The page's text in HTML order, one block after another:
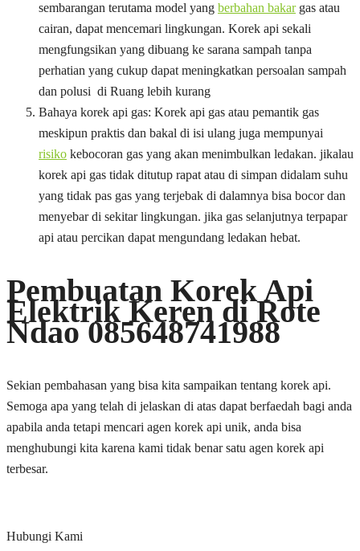
sembarangan terutama model yang berbahan bakargas atau
cairan, dapat mencemari lingkungan. Korek api sekali
mengfungsikan yang dibuang ke sarana sampah tanpa
perhatian yang cukup dapat meningkatkan persoalan sampah
dan polusi di Ruang lebih kurang
Bahaya korek api gas: Korek api gas atau pemantik gas
meskipun praktis dan bakal di isi ulang juga mempunyai
risiko kebocoran gas yang akan menimbulkan ledakan. jikalau
korek api gas tidak ditutup rapat atau di simpan didalam suhu
yang tidak pas gas yang terjebak di dalamnya bisa bocor dan
menyebar di sekitar lingkungan. jika gas selanjutnya terpapar
api atau percikan dapat mengundang ledakan hebat.
Pembuatan Korek Api
Elektrik Keren di Rote
Ndao 085648741988
Sekian pembahasan yang bisa kita sampaikan tentang korek api.
Semoga apa yang telah di jelaskan di atas dapat berfaedah bagi anda
apabila anda tetapi mencari agen korek api unik, anda bisa
menghubungi kita karena kami tidak benar satu agen korek api
terbesar.
Hubungi Kami